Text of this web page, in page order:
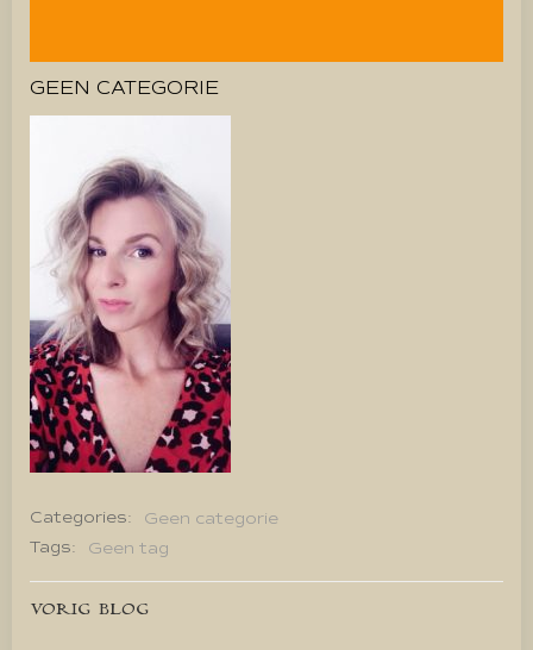
GEEN CATEGORIE
Categories:
Geen categorie
Tags:
Geen tag
Bericht
VORIG BLOG